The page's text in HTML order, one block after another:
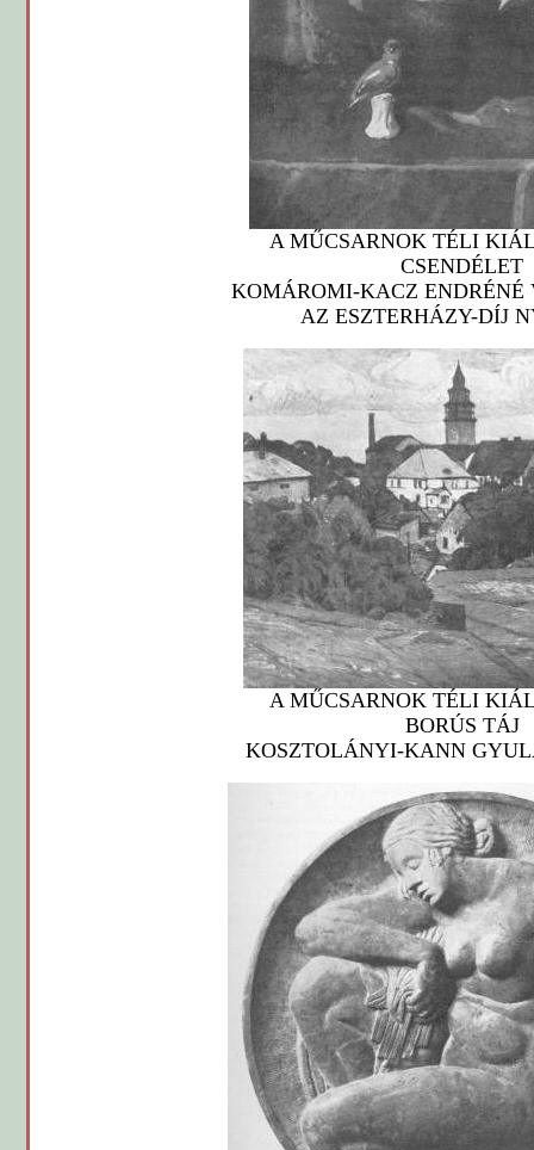
A MŰCSARNOK TÉLI
CSENDÉLET
KOMÁROMI-KACZ ENDRÉNÉ
AZ ESZTERHÁZY-DÍJ
A MŰCSARNOK TÉLI
BORÚS TÁJ
KOSZTOLÁNYI-KANN